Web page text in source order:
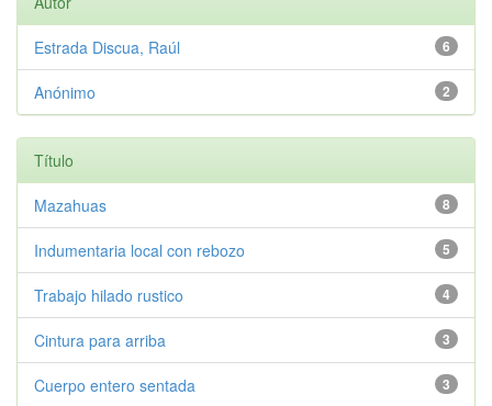
6
Estrada Discua, Raúl
2
Anónimo
Título
8
Mazahuas
5
Indumentaria local con rebozo
4
Trabajo hilado rustico
3
Cintura para arriba
3
Cuerpo entero sentada